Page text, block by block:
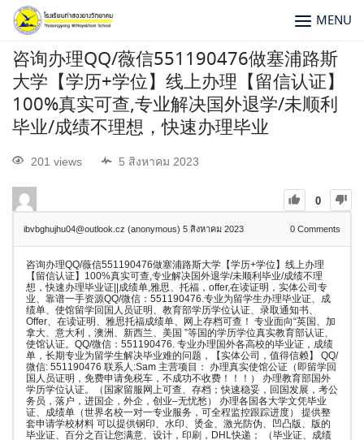
MENU
咨询办理QQ/薇信551190476做塞浦路斯
大学【学历+学位】线上办理【留信认证】
100%真实可查,专业解决国外退学/未顺利
毕业/成绩不理想，快速办理毕业
201 views 5 สิงหาคม 2023
0
ibvbghujhu04@outlook.cz (anonymous) 5 สิงหาคม 2023 0 Comments
咨询办理QQ/薇信551190476做塞浦路斯大学【学历+学位】线上办理
【留信认证】100%真实可查,专业解决国外退学/未顺利毕业/成绩不理
想，快速办理毕业证||成绩单,雅思、托福，offer,在读证明，实体公司专
业、靠谱一手资源QQ/微信：551190476.专业为留学生办理毕业证、成
绩单、使馆留学回国人员证明、教育部学历学位认证、录取通知书、
Offer、在读证明、雅思托福成绩单、网上存档可查！ 专业面向“英国、加
拿大、意大利，澳洲、新西兰、美国 ”等国的学历学位真实教育部认证、
使馆认证。QQ/微信：551190476. 专业办理国外各高校的毕业证，成绩
单，长期专业为留学生解决毕业难的问题，【实体公司，值得信赖】 QQ/
微信: 551190476 联系人:Sam 主营项目： 办理真实使馆公证（即留学回
国人员证明，免费申请免税车，不成功不收费！！！） 办理教育部国外
学历学位认证。（国家留服网上可查、存档；快速稳妥，回国发展，考公
务员，落户，进国企，外企，创业–无忧愁） 办理各国各大学文凭毕业
证、成绩单（世界名校一对一专业服务，可全程监控跟踪进度） 提供整
套申请学校材料 可以提供钢印、水印、烫金、激光防伪、凹凸版、版的
毕业证、百分之百让您满意、设计，印刷，DHL快递； （毕业证、成绩